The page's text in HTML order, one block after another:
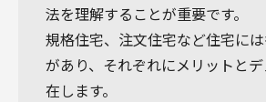
法を理解することが重要です。
規格住宅、注文住宅など住宅に
があり、それぞれにメリットと
在します。